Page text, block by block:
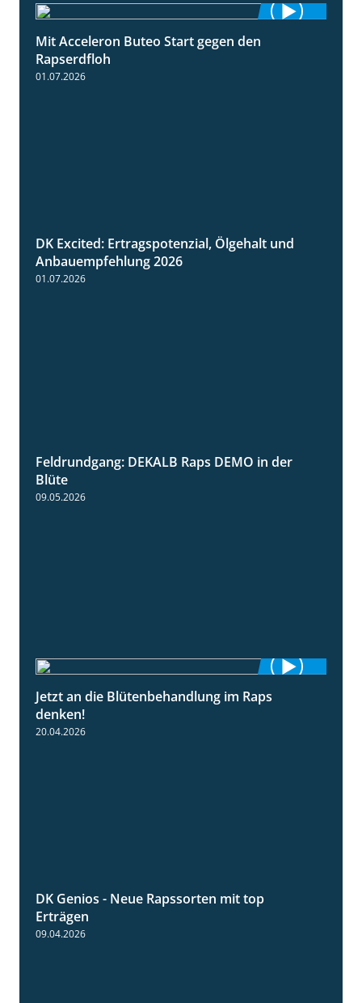
Mit Acceleron Buteo Start gegen den
Rapserdfloh
01.07.2026
1:46
DK Excited: Ertragspotenzial, Ölgehalt und
Anbauempfehlung 2026
01.07.2026
2:37
Feldrundgang: DEKALB Raps DEMO in der
Blüte
09.05.2026
Jetzt an die Blütenbehandlung im Raps
denken!
20.04.2026
DK Genios - Neue Rapssorten mit top
Erträgen
09.04.2026